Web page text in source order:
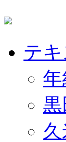
テキ